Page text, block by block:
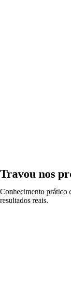
Travou nos
Conhecimento prático
resultados reais.